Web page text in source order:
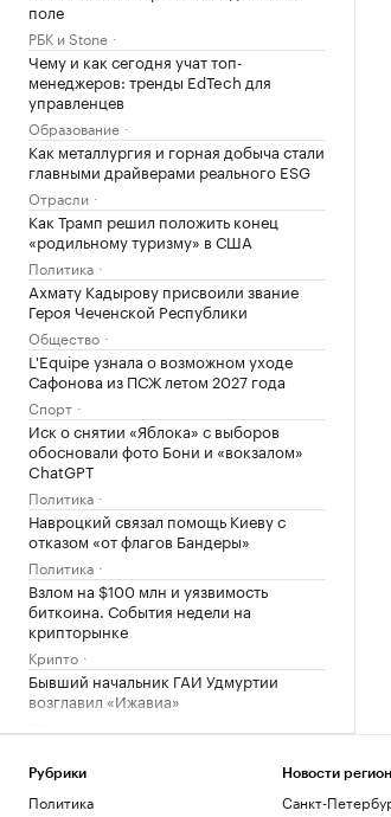
поле
РБК и Stone
Чему и как сегодня учат топ-
менеджеров: тренды EdTech для
управленцев
Образование
Как металлургия и горная добыча стали
главными драйверами реального ESG
Отрасли
Как Трамп решил положить конец
«родильному туризму» в США
Политика
Ахмату Кадырову присвоили звание
Героя Чеченской Республики
Общество
L'Equipe узнала о возможном уходе
Сафонова из ПСЖ летом 2027 года
Спорт
Иск о снятии «Яблока» с выборов
обосновали фото Бони и «вокзалом»
ChatGPT
Политика
Навроцкий связал помощь Киеву с
отказом «от флагов Бандеры»
Политика
Взлом на $100 млн и уязвимость
биткоина. События недели на
крипторынке
Крипто
Бывший начальник ГАИ Удмуртии
возглавил «Ижавиа»
Рубрики
Политика
Новости
Санкт-